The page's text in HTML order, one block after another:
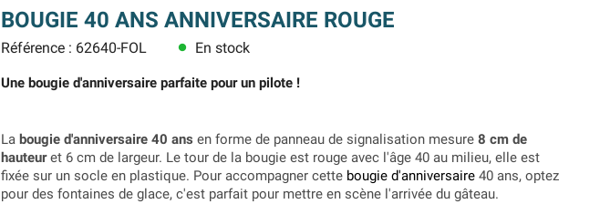
BOUGIE 40 ANS ANNIVERSAIRE ROUGE
Référence : 62640-FOL lens En stock
Une bougie d'anniversaire parfaite pour un pilote !
La bougie d'anniversaire 40 ans en forme de panneau de signalisation mesure 8 cm de
hauteuret 6 cm de largeur. Le tour de la bougie est rouge avec l'âge 40 au milieu, elle est
fixée sur un socle en plastique. Pour accompagner cette bougie d'anniversaire 40 ans, optez
pour des fontaines de glace, c'est parfait pour mettre en scène l'arrivée du gâteau.